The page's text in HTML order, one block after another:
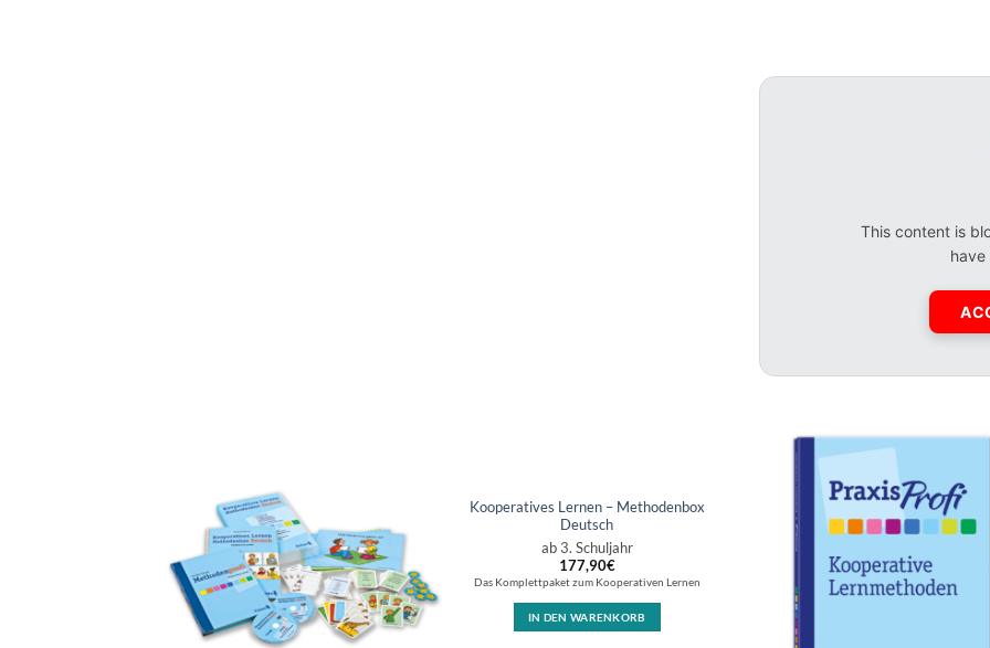
This content is
Kooperatives Lernen – Methodenbox
Deutsch
ab 3. Schuljahr
177,90€
Das Komplettpaket zum Kooperativen Lernen
IN DEN WARENKORB